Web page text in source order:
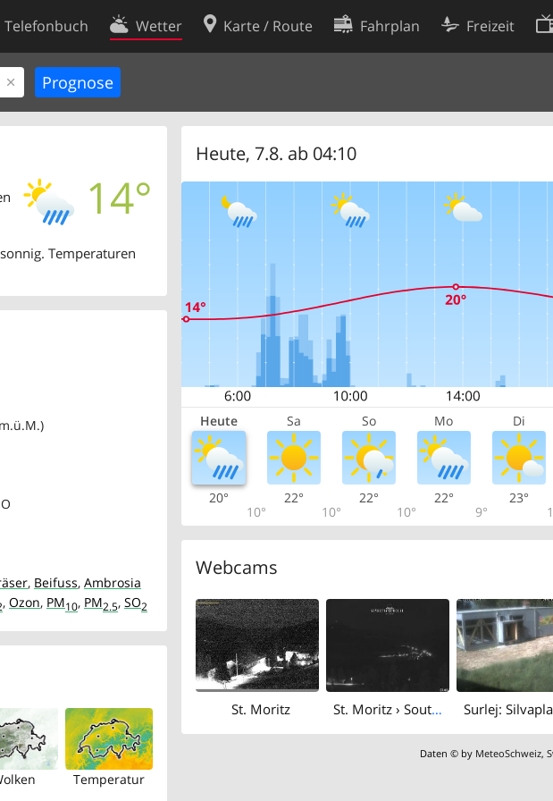
Telefonbuch Wetter Karte / Route Fahrplan Freizeit
14°
Temperaturen
, Beifuss, Ambrosia
, Ozon, PM10, PM2.5, SO2
Temperatur
Heute, 7.8. ab 04:10
Heute Sa So Mo Di
20°
10°
22°
10°
22°
10°
22°
9°
23°
Webcams
St. Moritz St. Moritz › South: Lake Champfèr - Piz Corvatsch
Daten © by MeteoSchweiz,
Kontakt
Nutzungsbedingungen
Cookie-Einstellungen